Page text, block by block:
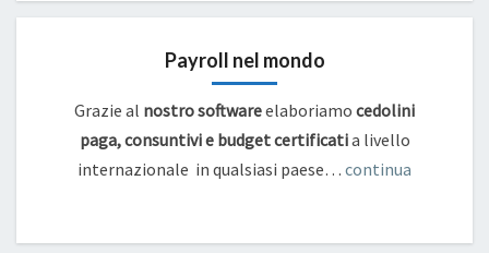
Payroll nel mondo
Grazie al nostro softwareelaboriamo cedolini
paga, consuntivi e budget certificatia livello
internazionale in qualsiasi paese… continua